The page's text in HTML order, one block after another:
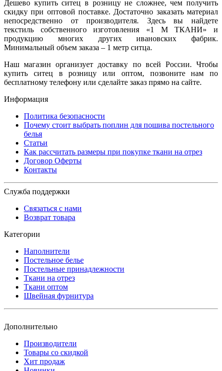
Дешево купить ситец в розницу не сложнее, чем получить
скидку при оптовой поставке. Достаточно заказать материал
непосредственно от производителя. Здесь вы найдете
текстиль собственного изготовления «1 М ТКАНИ» и
продукцию многих других ивановских фабрик.
Минимальный объем заказа – 1 метр ситца.
Наш магазин организует доставку по всей России. Чтобы
купить ситец в розницу или оптом, позвоните нам по
бесплатному телефону или сделайте заказ прямо на сайте.
Информация
Политика безопасности
Почему стоит выбрать поплин для пошива постельного
белья
Статьи
Как рассчитать размеры при покупке ткани на отрез
Договор Оферты
Контакты
Служба поддержки
Связаться с нами
Возврат товара
Категории
Наполнители
Постельное белье
Постельные принадлежности
Ткани на отрез
Ткани оптом
Швейная фурнитура
Дополнительно
Производители
Товары со скидкой
Хит продаж